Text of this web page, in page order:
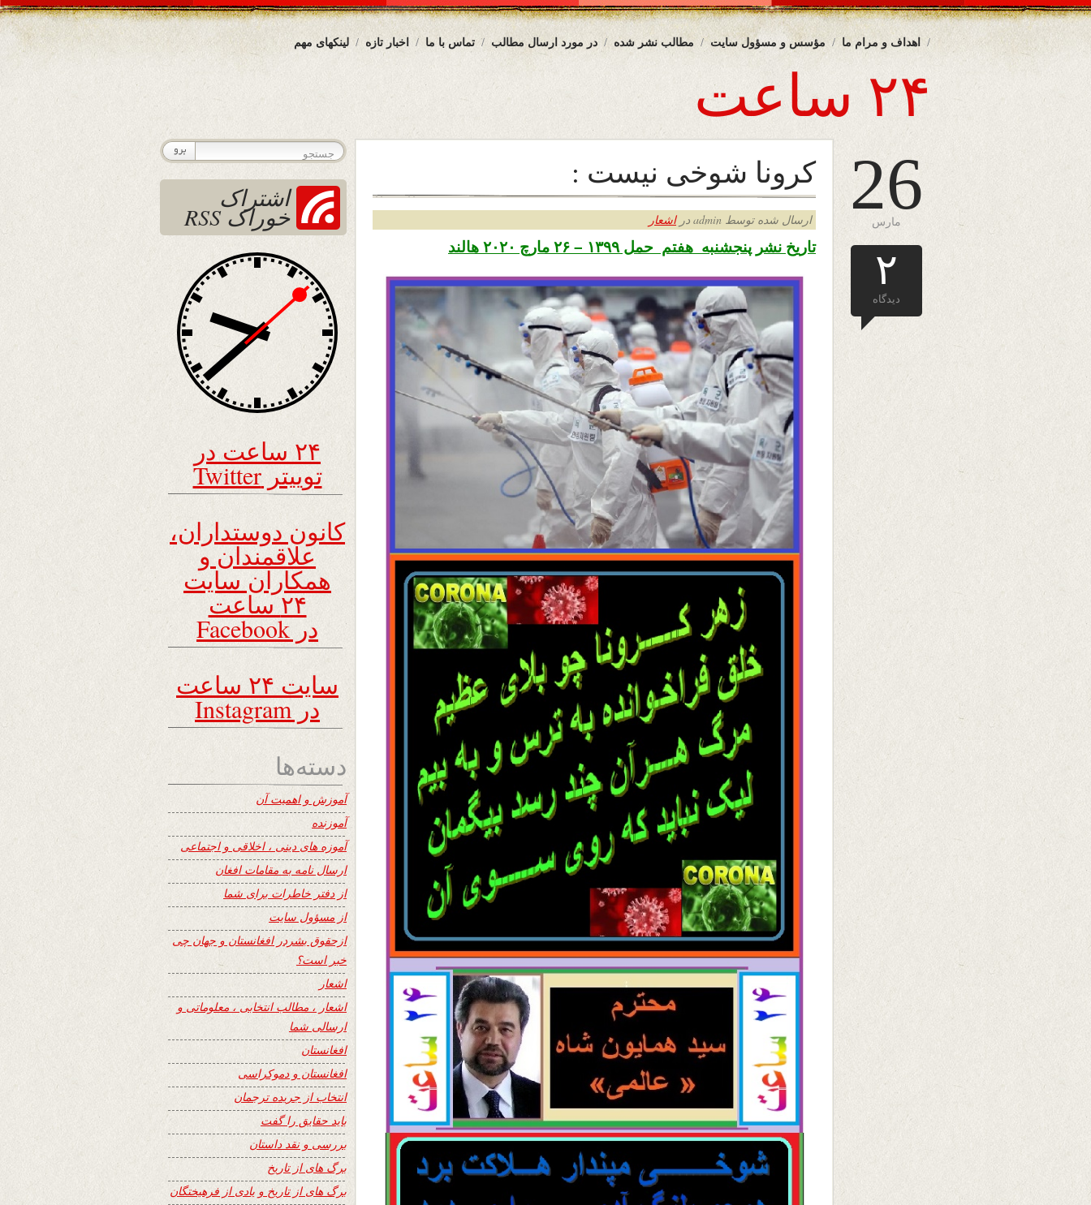
لینکهای مهم اخبار تازه تماس با ما در مورد ارسال مطالب مطالب نشر شده مؤسس و مسؤول سایت اهداف و مرام ما
۲۴ ساعت
26
مارس
۲
دیدگاه
کرونا شوخی نیست :
ارسال شده توسط admin در اشعار
تاریخ نشر پنجشنبه هفتم حمل ۱۳۹۹ – ۲۶ مارچ ۲۰۲۰ هالند
اشتراک
خوراک RSS
۲۴ ساعت در
توییتر Twitter
کانون دوستداران،
علاقمندان و
همکاران سایت
۲۴ ساعت
در Facebook
سایت ۲۴ ساعت
در Instagram
دسته‌ها
آموزش و اهمیت آن
آموزنده
آموزه های دینی ، اخلاقی و اجتماعی
ارسال نامه به مقامات افغان
از دفتر خاطرات برای شما
از مسؤول سایت
ازحقوق بشردر افغانستان و جهان چی
خبر است؟
اشعار
اشعار ، مطالب انتخابی ، معلوماتی و
ارسالی شما
افغانستان
افغانستان و دموکراسی
انتخاب از جریده ترجمان
باید حقایق را گفت
بررسی و نقد داستان
برگ های از تاریخ
برگ های از تاریخ و یادی از فرهیختگان